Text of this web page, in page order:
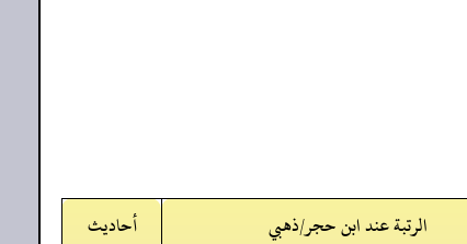
الرتبة عند ابن حجر/ذهبي
أحاديث